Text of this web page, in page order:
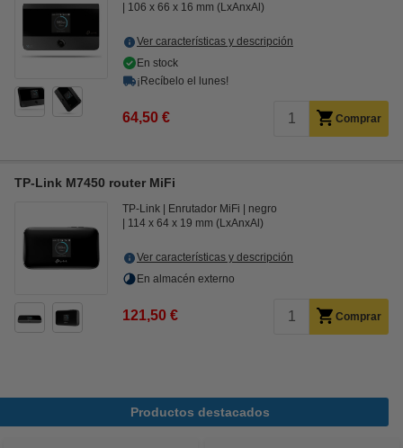
106 x 66 x 16 mm (LxAnxAl)
Ver características y descripción
En stock
¡Recíbelo el lunes!
64,50 € Comprar
TP-Link M7450 router MiFi
TP-Link Enrutador MiFi
negro
114 x 64 x 19 mm (LxAnxAl)
Ver características y descripción
En almacén externo
121,50 € Comprar
Productos destacados